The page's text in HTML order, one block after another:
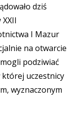
dziś
I Mazur
na otwarcie
podziwiać
uczestnicy
wyznaczonym